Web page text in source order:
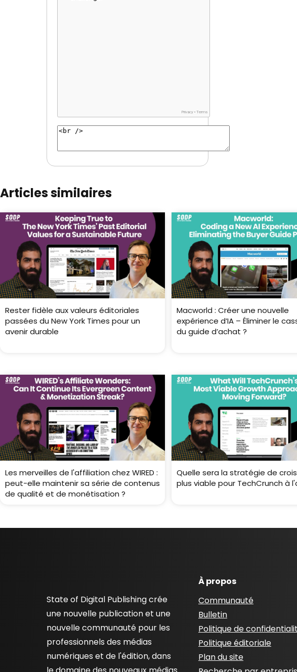
Articles similaires
Rester fidèle aux valeurs éditoriales
passées du New York Times pour un
avenir durable
Macworld : Créer une nouvelle
expérience d’IA – Éliminer le
du guide d’achat ?
Les merveilles de l'affiliation chez WIRED :
peut-elle maintenir sa série de contenus
de qualité et de monétisation ?
Quelle sera la stratégie de
plus viable pour TechCrunch à
State of Digital Publishing crée
une nouvelle publication et une
nouvelle communauté pour les
professionnels des médias
numériques et de l'édition, dans
À propos
Communauté
Bulletin
Politique de
Politique éditoriale
Plan du site